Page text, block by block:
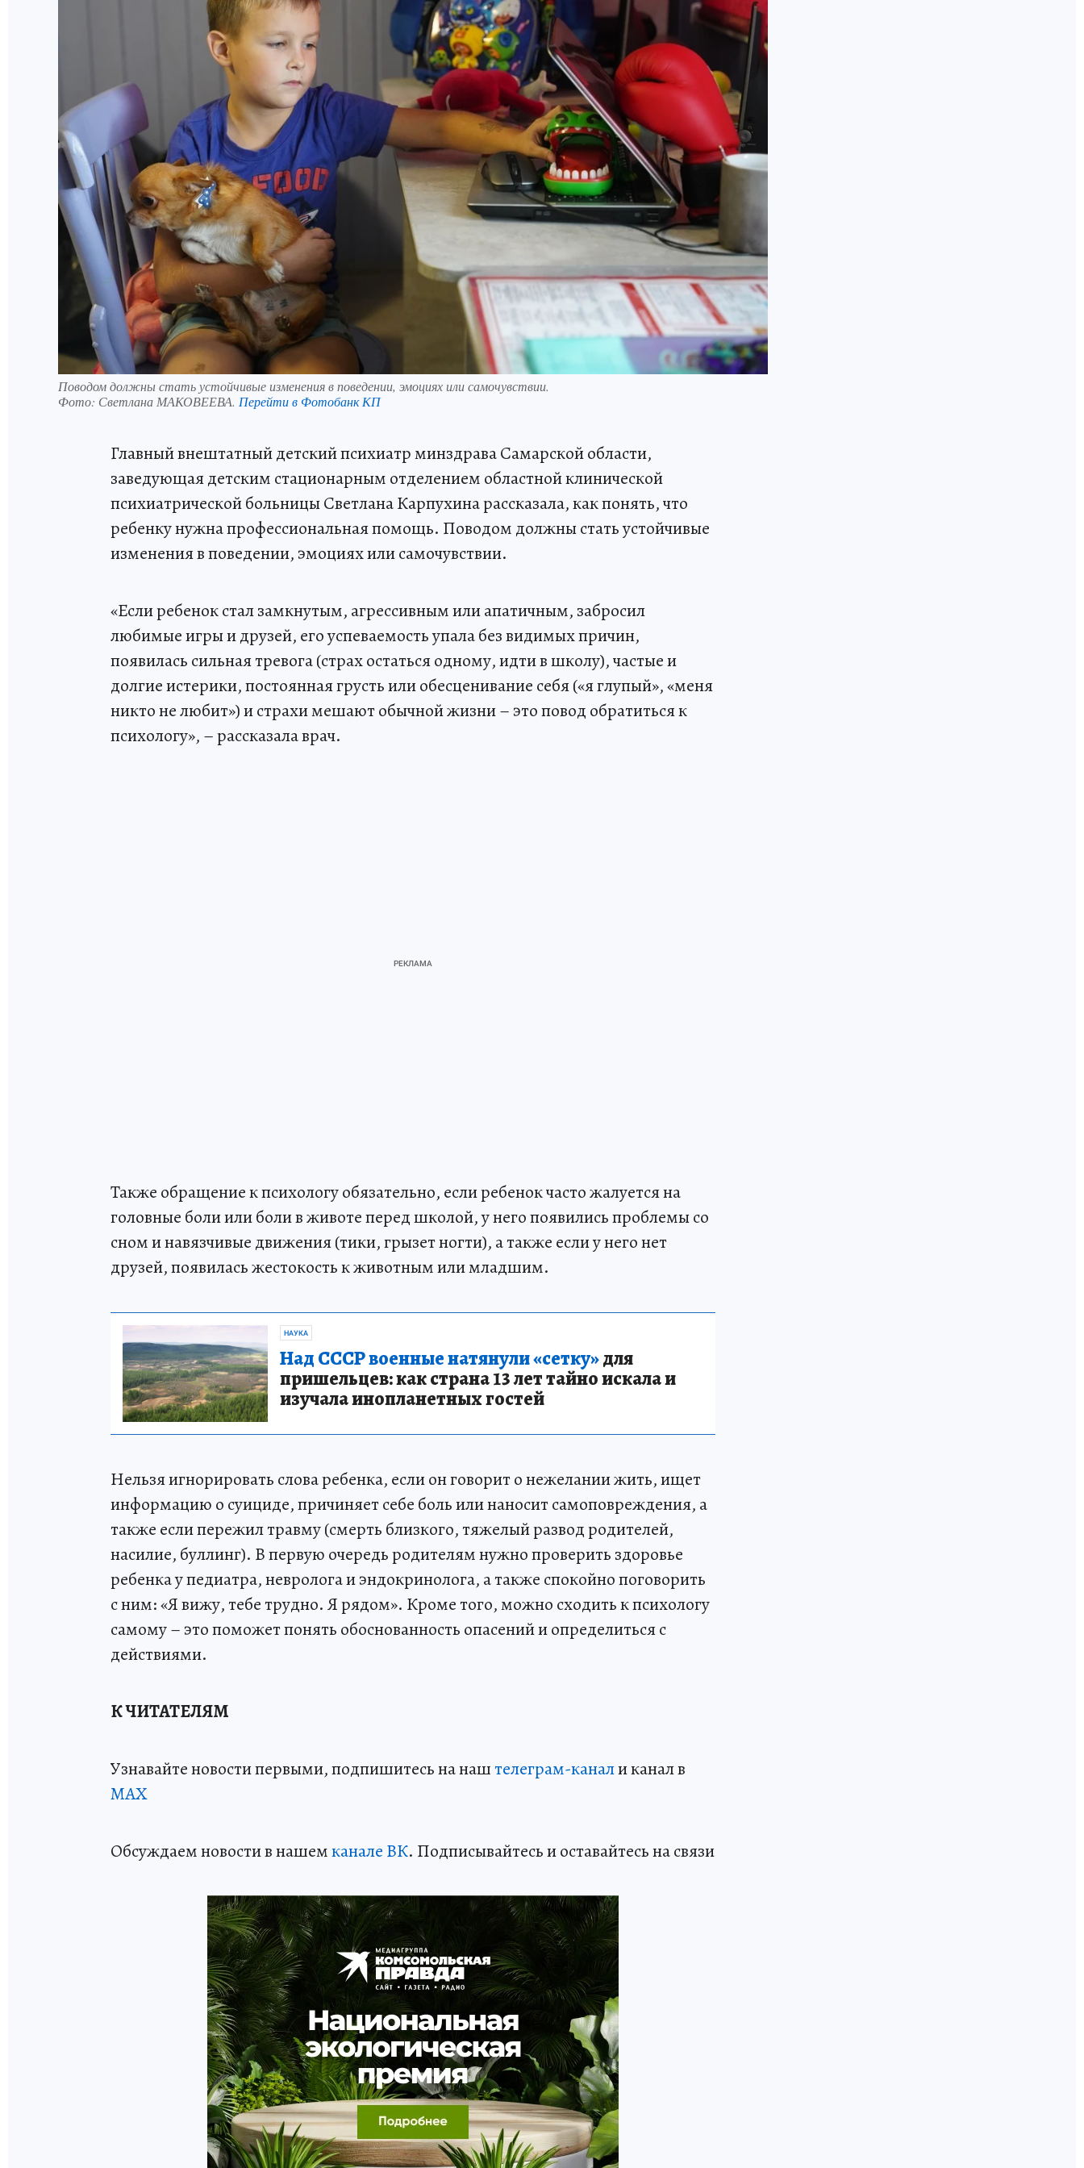
Поводом должны стать устойчивые изменения в поведении, эмоциях или самочувствии.
Фото: Светлана МАКОВЕЕВА. Перейти в Фотобанк КП
Главный внештатный детский психиатр минздрава Самарской области,
заведующая детским стационарным отделением областной клинической
психиатрической больницы Светлана Карпухина рассказала, как понять, что
ребенку нужна профессиональная помощь. Поводом должны стать устойчивые
изменения в поведении, эмоциях или самочувствии.
«Если ребенок стал замкнутым, агрессивным или апатичным, забросил
любимые игры и друзей, его успеваемость упала без видимых причин,
появилась сильная тревога (страх остаться одному, идти в школу), частые и
долгие истерики, постоянная грусть или обесценивание себя («я глупый», «меня
никто не любит») и страхи мешают обычной жизни – это повод обратиться к
психологу», – рассказала врач.
Также обращение к психологу обязательно, если ребенок часто жалуется на
головные боли или боли в животе перед школой, у него появились проблемы со
сном и навязчивые движения (тики, грызет ногти), а также если у него нет
друзей, появилась жестокость к животным или младшим.
НАУКА
Над СССР военные натянули «сетку»для
пришельцев: как страна 13 лет тайно искала и
изучала инопланетных гостей
Нельзя игнорировать слова ребенка, если он говорит о нежелании жить, ищет
информацию о суициде, причиняет себе боль или наносит самоповреждения, а
также если пережил травму (смерть близкого, тяжелый развод родителей,
насилие, буллинг). В первую очередь родителям нужно проверить здоровье
ребенка у педиатра, невролога и эндокринолога, а также спокойно поговорить
с ним: «Я вижу, тебе трудно. Я рядом». Кроме того, можно сходить к психологу
самому – это поможет понять обоснованность опасений и определиться с
действиями.
К ЧИТАТЕЛЯМ
Узнавайте новости первыми, подпишитесь на наштелеграм-канали канал в
МАХ
Обсуждаем новости в нашемканале ВК. Подписывайтесь и оставайтесь на связи